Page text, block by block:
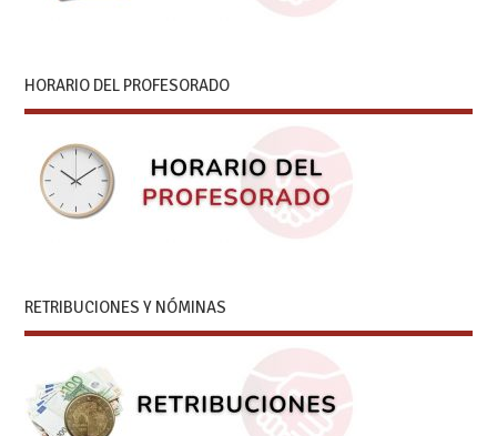
HORARIO DEL PROFESORADO
RETRIBUCIONES Y NÓMINAS